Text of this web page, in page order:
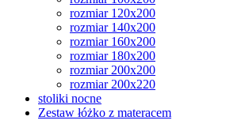
rozmiar 120x200
rozmiar 140x200
rozmiar 160x200
rozmiar 180x200
rozmiar 200x200
rozmiar 200x220
stoliki nocne
Zestaw łóżko z materacem